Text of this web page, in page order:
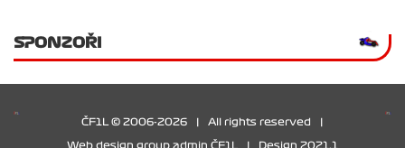
SPONZOŘI
ČF1L © 2006-2026 All rights reserved
Web design group admin ČF1L Design 2021.1